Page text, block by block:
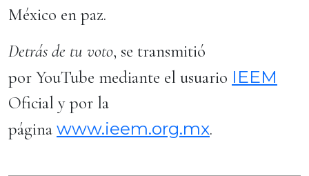
México en paz.
Detrás de tu voto, se transmitió
por YouTube mediante el usuario IEEM
Oficial y por la
página www.ieem.org.mx.